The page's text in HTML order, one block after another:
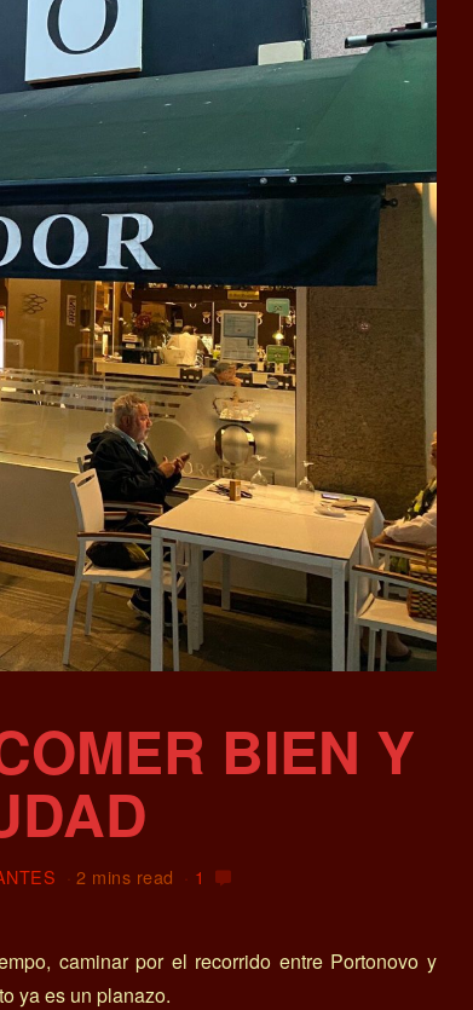
BIEN Y
2 mins read 1
caminar por el recorrido entre Portonovo y
ya es un planazo.